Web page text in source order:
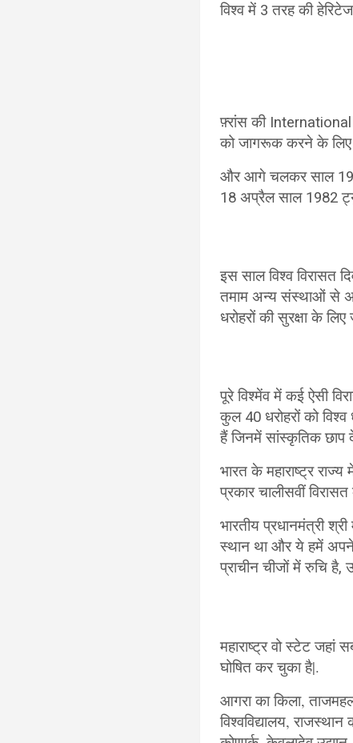
विश्व में 3 तरह की
फ़्रांस की
को जागरूक करने के लिए
और आगे चलकर साल
18 अप्रैल साल 1982
इस साल विश्व विरासत
तमाम अन्य संस्थाओं से
धरोहरों की सुरक्षा के
पूरे विश्मेंव में कई ऐसी
कुल 40 धरोहरों को विश्व
हैं जिनमें सांस्कृतिक छाप
भारत के महाराष्ट्र
प्रकार चालीसवीं
भारतीय प्रधानमंत्री
स्थान था और ये हमें
प्राचीन चीजों में रुचि है,
महाराष्ट्र वो स्टेट जहां
घोषित कर चुका है|.
आगरा का किला,
विश्वविद्यालय,